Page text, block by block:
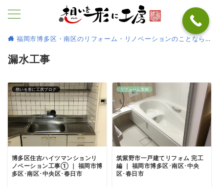
福岡市博多区・南区のリフォーム・リノベーションのことなら
漏水工事
想いを形に工房ブログ
博多区住吉ハイツマンションリ
ノベーション工事① ｜ 福岡市博
多区･南区･中央区･春日市
リフォーム実例
筑紫野市一戸建てリフォム 完工
編 ｜ 福岡市博多区･南区･中央
区･春日市